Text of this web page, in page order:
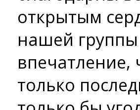
открытым
нашей
впечатление,
только